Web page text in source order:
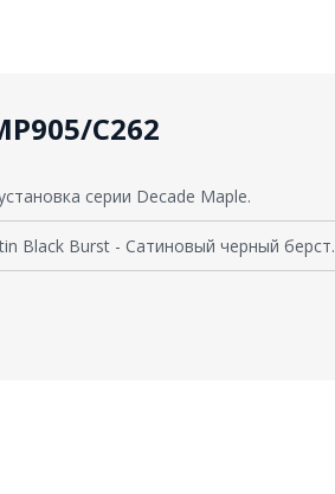
C262
серии Decade Maple.
Black Burst - Сатиновый черный берст.